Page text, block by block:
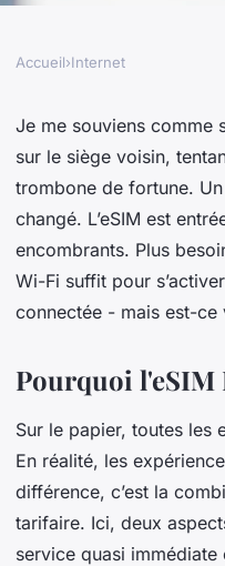
Accueil›Internet
Je me souviens comme
sur le siège voisin,
trombone de fortune.
changé. L’eSIM est
encombrants. Plus
Wi-Fi suffit pour
connectée - mais est-ce
Pourquoi l'eSIM
Sur le papier, toutes les
En réalité, les
différence, c’est la
tarifaire. Ici, deux
service quasi immédiate